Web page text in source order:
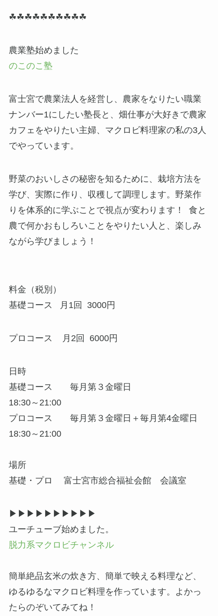
☘☘☘☘☘☘☘☘☘☘
農業塾始めました
のこのこ塾
富士宮で農業法人を経営し、農家をなりたい職業
ナンバー1にしたい塾長と、畑仕事が大好きで農家
カフェをやりたい主婦、マクロビ料理家の私の3人
でやっています。
野菜のおいしさの秘密を知るために、栽培方法を
学び、実際に作り、収穫して調理します。野菜作
りを体系的に学ぶことで視点が変わります！ 食と
農で何かおもしろいことをやりたい人と、楽しみ
ながら学びましょう！
料金（税別）
基礎コース 月1回 3000円
プロコース 月2回 6000円
日時
基礎コース 毎月第３金曜日
18:30～21:00
プロコース 毎月第３金曜日＋毎月第4金曜日
18:30～21:00
場所
基礎・プロ 富士宮市総合福祉会館 会議室
▶▶︎▶︎▶▶︎▶︎▶▶︎▶︎▶
ユーチューブ始めました。
脱力系マクロビチャンネル
簡単絶品玄米の炊き方、簡単で映える料理など、
ゆるゆるなマクロビ料理を作っています。よかっ
たらのぞいてみてね！